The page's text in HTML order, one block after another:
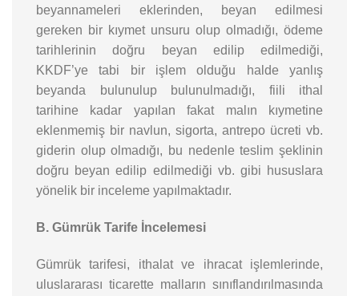
beyannameleri eklerinden, beyan edilmesi
gereken bir kıymet unsuru olup olmadığı, ödeme
tarihlerinin doğru beyan edilip edilmediği,
KKDF’ye tabi bir işlem olduğu halde yanlış
beyanda bulunulup bulunulmadığı, fiili ithal
tarihine kadar yapılan fakat malın kıymetine
eklenmemiş bir navlun, sigorta, antrepo ücreti vb.
giderin olup olmadığı, bu nedenle teslim şeklinin
doğru beyan edilip edilmediği vb. gibi hususlara
yönelik bir inceleme yapılmaktadır.
B. Gümrük Tarife İncelemesi
Gümrük tarifesi, ithalat ve ihracat işlemlerinde,
uluslararası ticarette malların sınıflandırılmasında